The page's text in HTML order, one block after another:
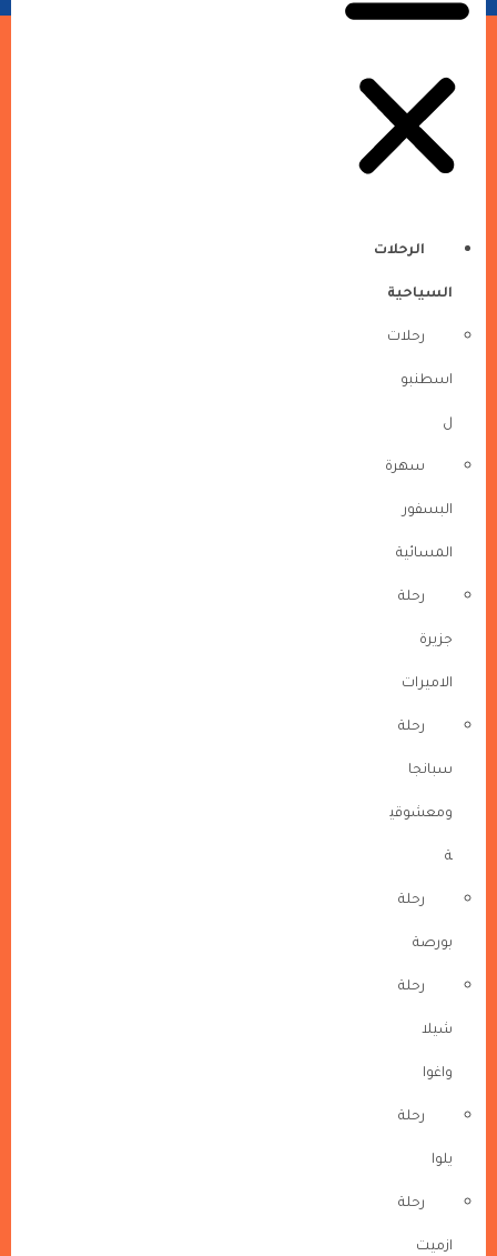
الرحلات
السياحية
رحلات
اسطنبو
ل
سهرة
البسفور
المسائية
رحلة
جزيرة
الاميرات
رحلة
سبانجا
ومعشوقي
ة
رحلة
بورصة
رحلة
شيلا
واغوا
رحلة
يلوا
رحلة
ازميت